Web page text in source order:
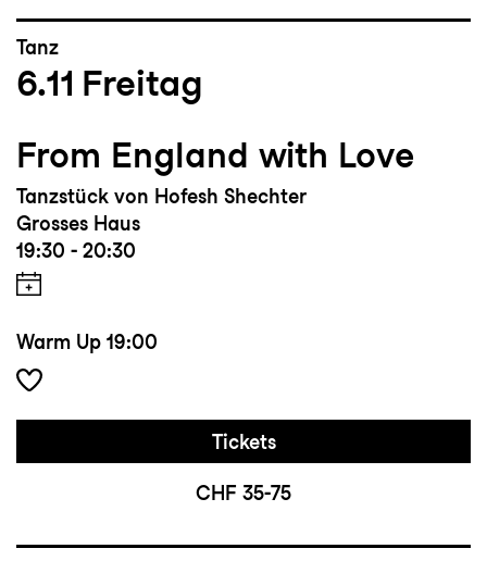
Tanz
6.11 Freitag
From England with Love
Tanzstück von Hofesh Shechter
Grosses Haus
19:30 - 20:30
Warm Up 19:00
Tickets
CHF 35-75